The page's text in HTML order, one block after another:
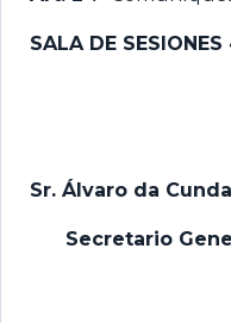
SALA DE
Sr. Álvaro da
Secretario